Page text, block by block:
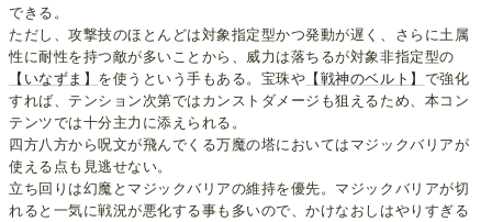
できる。
ただし、攻撃技のほとんどは対象指定型かつ発動が遅く、さらに土属
性に耐性を持つ敵が多いことから、威力は落ちるが対象非指定型の
【いなずま】 を使うという手もある。宝珠や 【戦神のベルト】 で強化
すれば、テンション次第ではカンストダメージも狙えるため、本コン
テンツでは十分主力に添えられる。
四方八方から呪文が飛んでくる万魔の塔においてはマジックバリアが
使える点も見逃せない。
立ち回りは幻魔とマジックバリアの維持を優先。マジックバリアが切
れると一気に戦況が悪化する事も多いので、かけなおしはやりすぎる